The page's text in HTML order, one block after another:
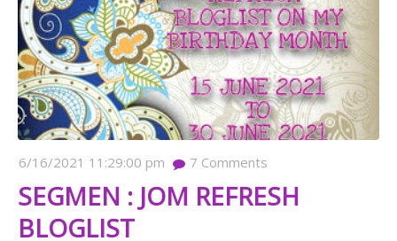
6/16/2021 11:29:00 pm 7 Comments
SEGMEN : JOM REFRESH
BLOGLIST